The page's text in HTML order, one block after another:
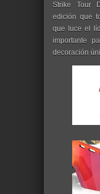
Strike Tour
edición que
que luce el
importante
decoración